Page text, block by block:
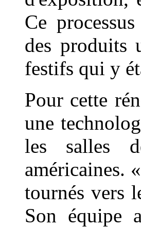
Ce
des produits
festifs qui y
Pour cette
une
les salles
américaines.
tournés vers
Son équipe